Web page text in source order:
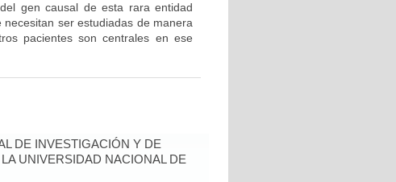
gen causal de esta rara entidad
ser estudiadas de manera
pacientes son centrales en ese
DE INVESTIGACIÓN Y DE
UNIVERSIDAD NACIONAL DE